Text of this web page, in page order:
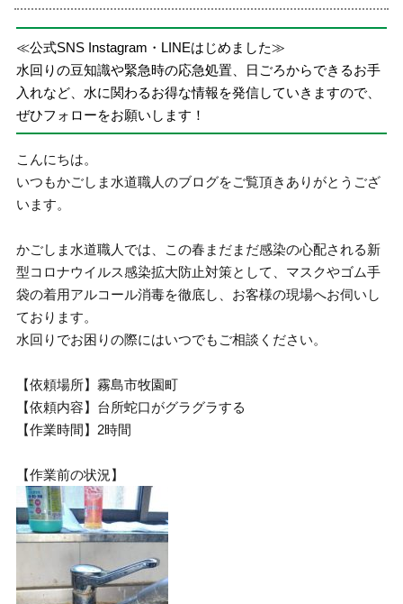
≪公式SNS Instagram・LINEはじめました≫
水回りの豆知識や緊急時の応急処置、日ごろからできるお手
入れなど、水に関わるお得な情報を発信していきますので、
ぜひフォローをお願いします！
こんにちは。
いつもかごしま水道職人のブログをご覧頂きありがとうござ
います。
かごしま水道職人では、この春まだまだ感染の心配される新
型コロナウイルス感染拡大防止対策として、マスクやゴム手
袋の着用アルコール消毒を徹底し、お客様の現場へお伺いし
ております。
水回りでお困りの際にはいつでもご相談ください。
【依頼場所】霧島市牧園町
【依頼内容】台所蛇口がグラグラする
【作業時間】2時間
【作業前の状況】